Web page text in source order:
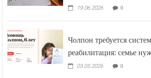
19.06.2026 0
Чолпон требуется
реабилитация: семье
03.05.2026 0